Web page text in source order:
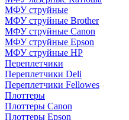
МФУ струйные
МФУ струйные Brother
МФУ струйные Canon
МФУ струйные Epson
МФУ струйные HP
Переплетчики
Переплетчики Deli
Переплетчики Fellowes
Плоттеры
Плоттеры Canon
Плоттеры Epson